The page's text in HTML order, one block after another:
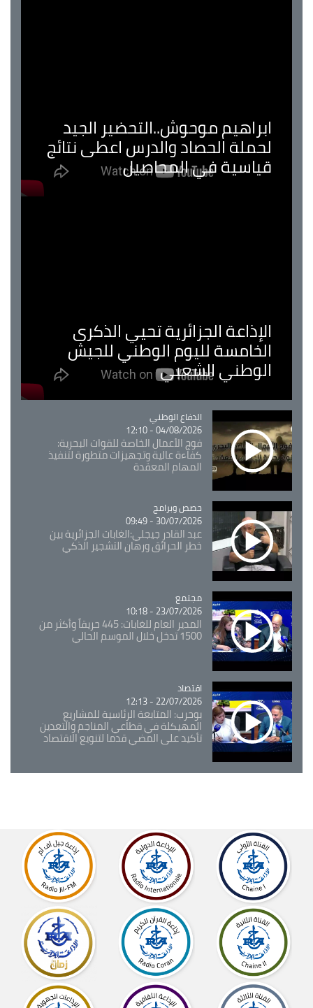
ابراهيم موحوش..التحضير الجيد
لحملة الحصاد والدرس اعطى نتائج
قياسية في المحاصيل
الإذاعة الجزائرية تحيي الذكرى
الخامسة لليوم الوطني للجيش
الوطني الشعبي
Catégorie
الدفاع الوطني
04/08/2026 - 12:10
فوج الأعمال الخاصة للقوات البحرية:
كفاءة عالية وتجهيزات متطورة لتنفيذ
المهام المعقدة
Catégorie
حصص وبرامج
30/07/2026 - 09:49
عبد القادر جيجلي:الغابات الجزائرية بين
خطر الحرائق ورهان التشجير الذكي
Catégorie
مجتمع
23/07/2026 - 10:18
المدير العام للغابات: 445 حريقاً وأكثر من
1500 تدخل خلال الموسم الحالي
Catégorie
اقتصاد
22/07/2026 - 12:13
بوحرب: المتابعة الرئاسية للمشاريع
المهيكلة في قطاعي المناجم والتعدين
تأكيد على المضي قدما لتنويع الاقتصاد